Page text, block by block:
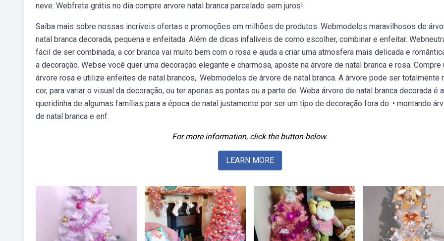
neve. Webfrete grátis no dia compre arvore natal branca parcelado sem juros!
Saiba mais sobre nossas incríveis ofertas e promoções em milhões de produtos. Webmodelos maravilhosos de
natal branca decorada, pequena e enfeitada. Além de dicas infalíveis de como escolher, combinar e enfeitar.
fácil de ser combinada, a cor branca vai muito bem com o rosa e ajuda a criar uma atmosfera mais delicada e
a decoração. Webse você quer uma decoração elegante e charmosa, aposte na árvore de natal branca e rosa. Compre
árvore rosa e utilize enfeites de natal brancos,. Webmodelos de árvore de natal branca. A árvore pode ser totalmente
cor, para variar o visual da decoração, ou ter apenas as pontas ou a parte de. Weba árvore de natal branca decorada é a
queridinha de algumas famílias para a época de natal justamente por ser um tipo de decoração fora do. • montando
de natal branca e enf.
For more information, click the button below.
LEARN MORE